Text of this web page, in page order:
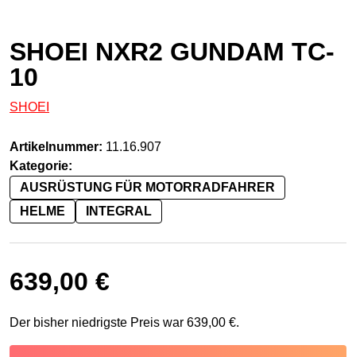
SHOEI NXR2 GUNDAM TC-
10
SHOEI
Artikelnummer: 11.16.907
Kategorie:
AUSRÜSTUNG FÜR MOTORRADFAHRER
HELME
INTEGRAL
639,00 €
Der bisher niedrigste Preis war 639,00 €.